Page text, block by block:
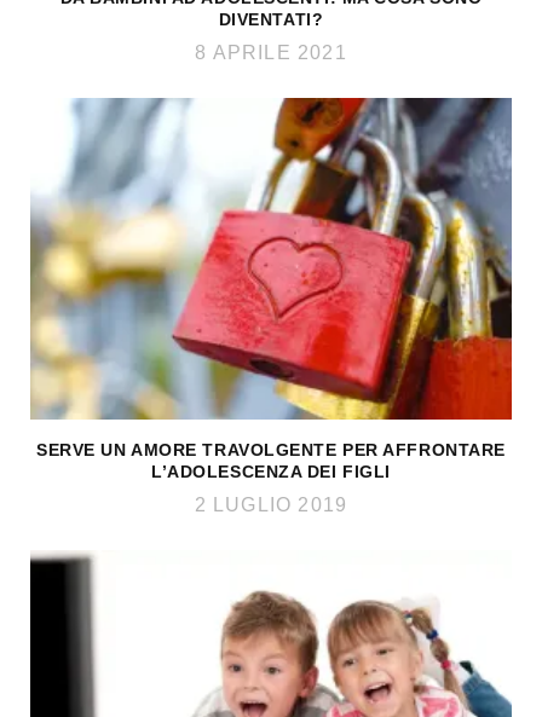
DIVENTATI?
8 APRILE 2021
SERVE UN AMORE TRAVOLGENTE PER AFFRONTARE
L’ADOLESCENZA DEI FIGLI
2 LUGLIO 2019